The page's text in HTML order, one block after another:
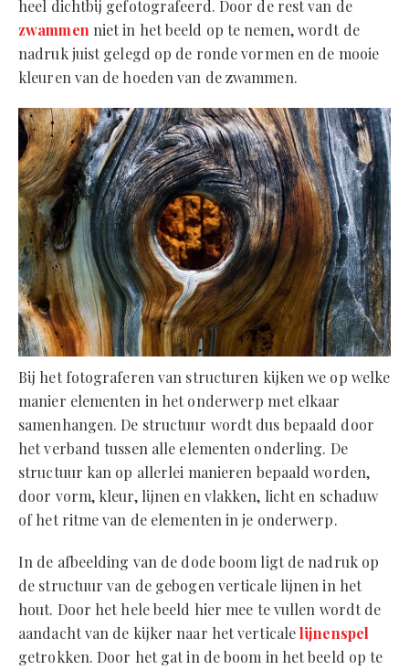
heel dichtbij gefotografeerd. Door de rest van de
zwammenniet in het beeld op te nemen, wordt de
nadruk juist gelegd op de ronde vormen en de mooie
kleuren van de hoeden van de zwammen.
Bij het fotograferen van structuren kijken we op welke
manier elementen in het onderwerp met elkaar
samenhangen. De structuur wordt dus bepaald door
het verband tussen alle elementen onderling. De
structuur kan op allerlei manieren bepaald worden,
door vorm, kleur, lijnen en vlakken, licht en schaduw
of het ritme van de elementen in je onderwerp.
In de afbeelding van de dode boom ligt de nadruk op
de structuur van de gebogen verticale lijnen in het
hout. Door het hele beeld hier mee te vullen wordt de
aandacht van de kijker naar het verticalelijnenspel
getrokken. Door het gat in de boom in het beeld op te